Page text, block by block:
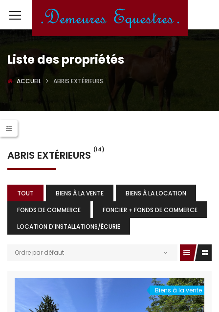
Liste des propriétés
ACCUEIL ABRIS EXTÉRIEURS
ABRIS EXTÉRIEURS (14)
TOUT BIENS À LA VENTE
BIENS À LA LOCATION
FONDS DE COMMERCE
FONCIER + FONDS DE COMMERCE
LOCATION D'INSTALLATIONS/ÉCURIE
Ordre par défaut
Biens à la vente